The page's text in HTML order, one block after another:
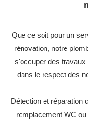
Que ce soit pour un
rénovation, notre
s'occuper des travaux
dans le respect des
Détection et réparation
remplacement WC ou